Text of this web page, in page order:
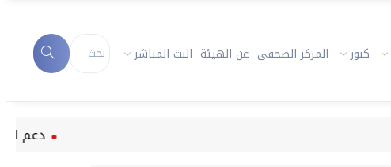
كنوز المركز الصحفى عن الهيئة البث المباشر
دعم